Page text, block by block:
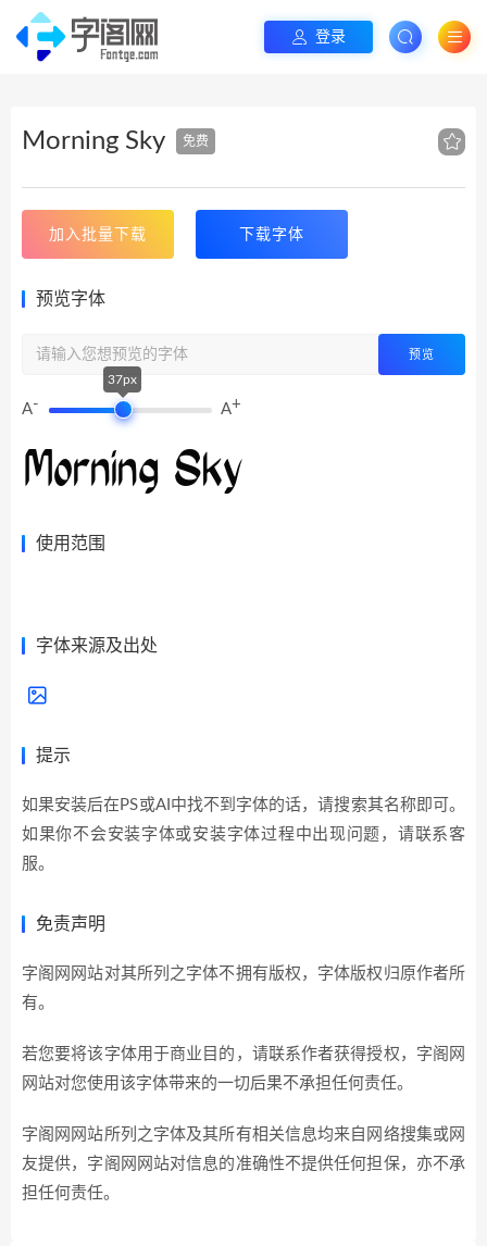
登录
Morning Sky 免费
加入批量下载 下载字体
预览字体
预览
A-
37px
A+
使用范围
字体来源及出处
提示
如果安装后在PS或AI中找不到字体的话，请搜索其名称即可。
如果你不会安装字体或安装字体过程中出现问题，请联系客
服。
免责声明
字阁网网站对其所列之字体不拥有版权，字体版权归原作者所
有。
若您要将该字体用于商业目的，请联系作者获得授权，字阁网
网站对您使用该字体带来的一切后果不承担任何责任。
字阁网网站所列之字体及其所有相关信息均来自网络搜集或网
友提供，字阁网网站对信息的准确性不提供任何担保，亦不承
担任何责任。